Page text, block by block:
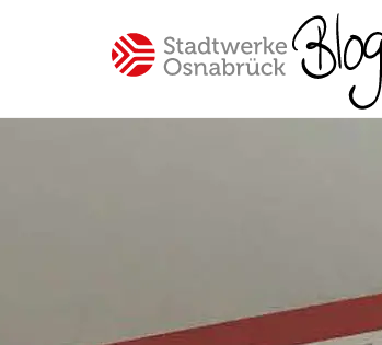
#Mitarbeiter #SWO-
#Energie #Mobilität